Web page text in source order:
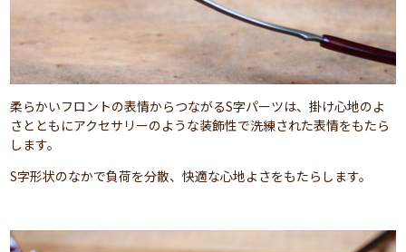
柔らかいフロントの表情からつながるS字パーツは、掛け心地のよ
さとともにアクセサリーのような装飾性で洗練された表情をもたら
します。
S字形状のなかで負荷を分散、快適な心地よさをもたらします。